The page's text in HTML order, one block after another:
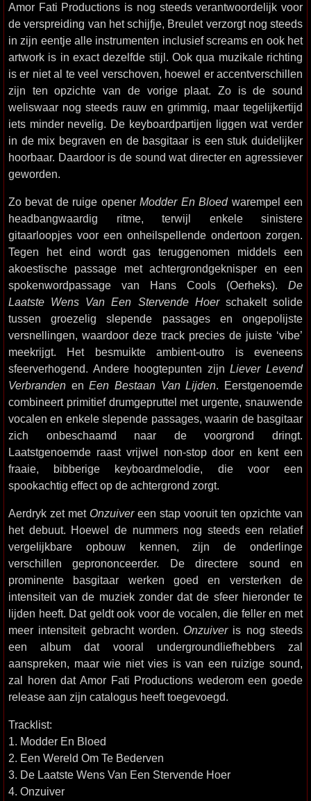
Amor Fati Productions is nog steeds verantwoordelijk voor
de verspreiding van het schijfje, Breulet verzorgt nog steeds
in zijn eentje alle instrumenten inclusief screams en ook het
artwork is in exact dezelfde stijl. Ook qua muzikale richting
is er niet al te veel verschoven, hoewel er accentverschillen
zijn ten opzichte van de vorige plaat. Zo is de sound
weliswaar nog steeds rauw en grimmig, maar tegelijkertijd
iets minder nevelig. De keyboardpartijen liggen wat verder
in de mix begraven en de basgitaar is een stuk duidelijker
hoorbaar. Daardoor is de sound wat directer en agressiever
geworden.
Zo bevat de ruige openerModder En Bloedwarempel een
headbangwaardig ritme, terwijl enkele sinistere
gitaarloopjes voor een onheilspellende ondertoon zorgen.
Tegen het eind wordt gas teruggenomen middels een
akoestische passage met achtergrondgeknisper en een
spokenwordpassage van Hans Cools (Oerheks). De
Laatste Wens Van Een Stervende Hoerschakelt solide
tussen groezelig slepende passages en ongepolijste
versnellingen, waardoor deze track precies de juiste ‘vibe’
meekrijgt. Het besmuikte ambient-outro is eveneens
sfeerverhogend. Andere hoogtepunten zijnLiever Levend
Verbranden enEen Bestaan Van Lijden. Eerstgenoemde
combineert primitief drumgepruttel met urgente, snauwende
vocalen en enkele slepende passages, waarin de basgitaar
zich onbeschaamd naar de voorgrond dringt.
Laatstgenoemde raast vrijwel non-stop door en kent een
fraaie, bibberige keyboardmelodie, die voor een
spookachtig effect op de achtergrond zorgt.
Aerdryk zet met Onzuivereen stap vooruit ten opzichte van
het debuut. Hoewel de nummers nog steeds een relatief
vergelijkbare opbouw kennen, zijn de onderlinge
verschillen geprononceerder. De directere sound en
prominente basgitaar werken goed en versterken de
intensiteit van de muziek zonder dat de sfeer hieronder te
lijden heeft. Dat geldt ook voor de vocalen, die feller en met
meer intensiteit gebracht worden. Onzuiveris nog steeds
een album dat vooral undergroundliefhebbers zal
aanspreken, maar wie niet vies is van een ruizige sound,
zal horen dat Amor Fati Productions wederom een goede
release aan zijn catalogus heeft toegevoegd.
Tracklist:
1. Modder En Bloed
2. Een Wereld Om Te Bederven
3. De Laatste Wens Van Een Stervende Hoer
4. Onzuiver